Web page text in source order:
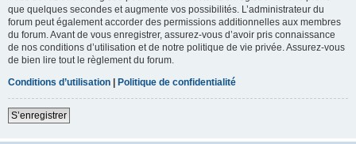
que quelques secondes et augmente vos possibilités. L’administrateur du
forum peut également accorder des permissions additionnelles aux membres
du forum. Avant de vous enregistrer, assurez-vous d’avoir pris connaissance
de nos conditions d’utilisation et de notre politique de vie privée. Assurez-vous
de bien lire tout le règlement du forum.
Conditions d’utilisation | Politique de confidentialité
S’enregistrer